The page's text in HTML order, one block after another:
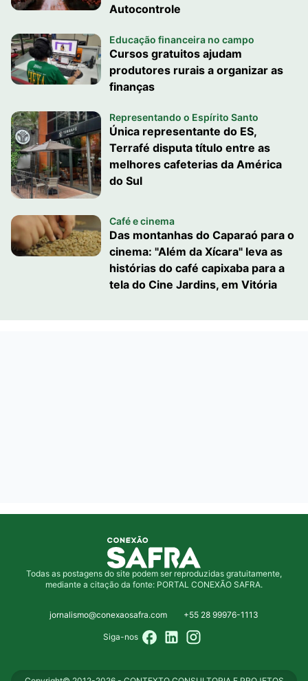
Autocontrole
Educação financeira no campo
Cursos gratuitos ajudam
produtores rurais a organizar as
finanças
Representando o Espírito Santo
Única representante do ES,
Terrafé disputa título entre as
melhores cafeterias da América
do Sul
Café e cinema
Das montanhas do Caparaó para o
cinema: "Além da Xícara" leva as
histórias do café capixaba para a
tela do Cine Jardins, em Vitória
Todas as postagens do site podem ser reproduzidas gratuitamente,
mediante a citação da fonte: PORTAL CONEXÃO SAFRA.
jornalismo@conexaosafra.com +55 28 99976-1113
Siga-nos